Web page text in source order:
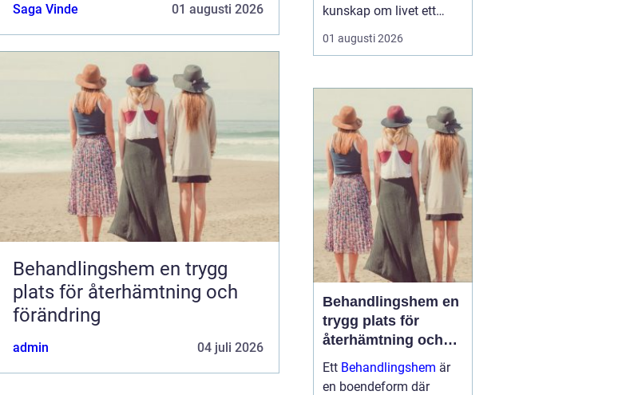
Saga Vinde 01 augusti 2026
Behandlingshem en trygg
plats för återhämtning och
förändring
admin 04 juli 2026
kunskap om livet ett
praktiskt system för
hälsa som förenar kropp,
stället för att enbart
fokusera på symptom
försöker ayurvedan
förstå varf...
01 augusti 2026
Behandlingshem en
trygg plats för
återhämtning och
förändring
Ett Behandlingshem är
en boendeform där